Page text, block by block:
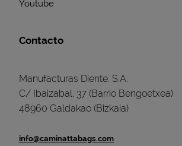
Youtube
Contacto
Manufacturas Diente. S.A.
C/ Ibaizabal, 37 (Barrio Bengoetxea)
48960 Galdakao (Bizkaia)
info@caminattabags.com